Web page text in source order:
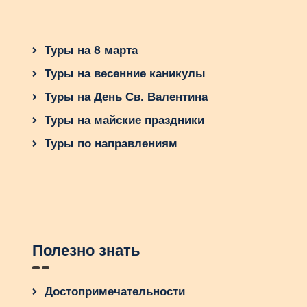
Туры на 8 марта
Туры на весенние каникулы
Туры на День Св. Валентина
Туры на майские праздники
Туры по направлениям
Полезно знать
Достопримечательности